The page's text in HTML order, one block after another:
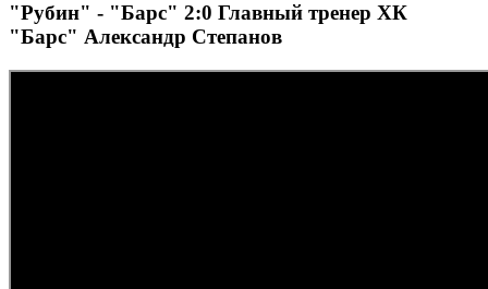
"Рубин" - "Барс" 2:0 Главный тренер ХК
"Барс" Александр Степанов